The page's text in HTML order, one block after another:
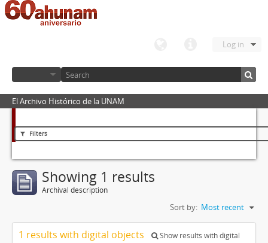
Log in
El Archivo Histórico de la UNAM
Filters
Showing 1 results
Archival description
Sort by: Most recent
1 results with digital objects
Show results with digital